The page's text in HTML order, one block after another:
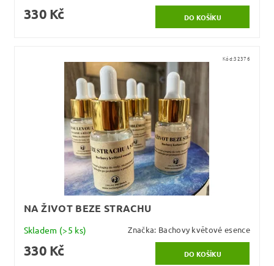
330 Kč
Kód:32376
NA ŽIVOT BEZE STRACHU
Skladem (>5 ks) Značka: Bachovy květové esence
330 Kč